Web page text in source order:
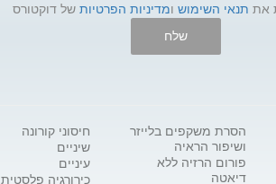
את תנאי השימוש ומדיניות הפרטיות של דוקטורס
שלח
הסרת משקפים בלייזר
ושיפור הראיה
פורום הרזיה ללא
דיאטה
חיסוני קורונה
שיניים
עיניים
כירורגיה פלסטית